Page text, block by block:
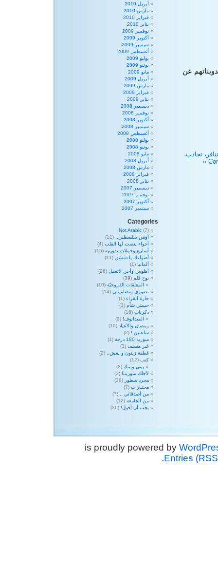
عن
تجاذب،
أبريل 2010
مارس 2010
فبراير 2010
يناير 2010
نوفمبر 2009
أكتوبر 2009
سبتمبر 2009
أغسطس 2009
يوليو 2009
يونيو 2009
مايو 2009
أبريل 2009
مارس 2009
فبراير 2009
يناير 2009
ديسمبر 2008
نوفمبر 2008
أكتوبر 2008
سبتمبر 2008
أغسطس 2008
يوليو 2008
يونيو 2008
مايو 2008
أبريل 2008
مارس 2008
فبراير 2008
يناير 2008
ديسمبر 2007
نوفمبر 2007
أكتوبر 2007
سبتمبر 2007
Categories
Not Arabic (7)
أؤمن بفلسطين..
(11)
أجواء ينصت لها القلب (4)
أسابيع وحملات تدوينية (15)
أضواءك يا دمشق (11)
ألمانيا (1)
أهلوس وأجن لأتعقل (26)
بوح قلم (39)
المعلقات الفروحيّة (10)
تصوري وتصاميمي (14)
حارة القراء (1)
حبيبتي شآم (3)
ذكريات (16)
الميدانوف! (2)
رمضان والأعياد (10)
ساعتين ! (2)
سورية 180 درجة
(1)
غير مصنف (3)
قطفة زيتون و نعش..
(2)
كتب (12)
بيني وبينك (2)
لأجلك سوريتنا (3)
مجرد سطور (38)
مختـارات (7)
من أصدقائي ..
(7)
من الجامعة (12)
يجب أن أقول! (36)
Entries
.